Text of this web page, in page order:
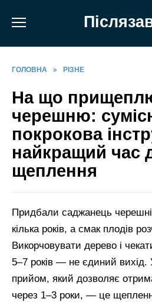
ГОЛОВНА » РІЗНЕ
На що
черешню:
покрокова
найкращий час
щеплення
Придбали саджанець
кілька років, а смак плодів
Викорчовувати дерево і
5–7 років — не єдиний вихід.
прийом, який дозволяє
через 1–3 роки, — це